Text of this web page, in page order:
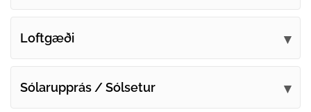
Loftgæði
Sólarupprás / Sólsetur